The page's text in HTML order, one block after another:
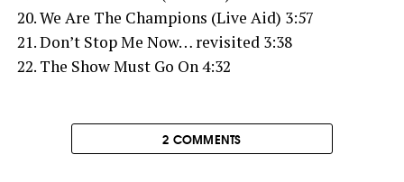
20. We Are The Champions (Live Aid) 3:57
21. Don’t Stop Me Now… revisited 3:38
22. The Show Must Go On 4:32
2 COMMENTS